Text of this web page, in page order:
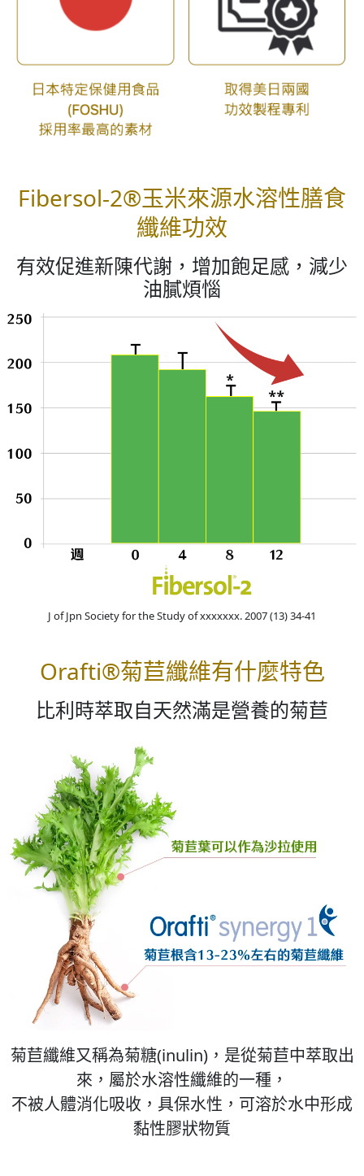
Fibersol-2®玉米來源水溶性膳食
纖維功效
有效促進新陳代謝，增加飽足感，減少
油膩煩惱
J of Jpn Society for the Study of xxxxxxx. 2007 (13) 34-41
Orafti®菊苣纖維有什麼特色
比利時萃取自天然滿是營養的菊苣
菊苣纖維又稱為菊糖(inulin)，是從菊苣中萃取出
來，屬於水溶性纖維的一種，
不被人體消化吸收，具保水性，可溶於水中形成
黏性膠狀物質